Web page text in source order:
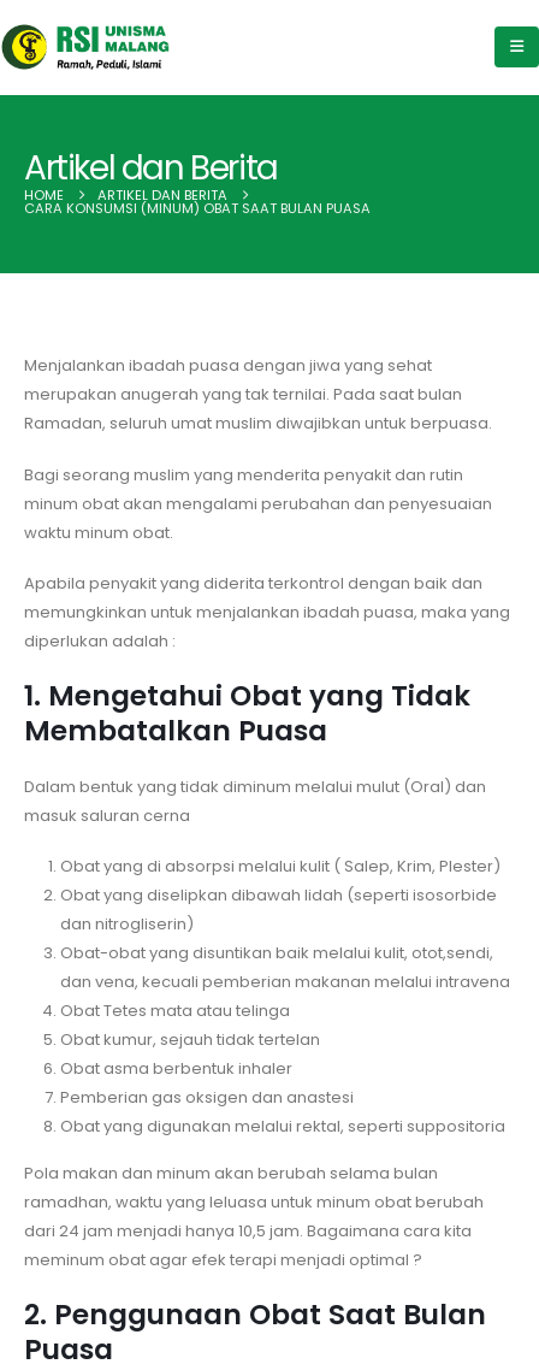
Artikel dan Berita
HOME ARTIKEL DAN BERITA
CARA KONSUMSI (MINUM) OBAT SAAT BULAN PUASA
Menjalankan ibadah puasa dengan jiwa yang sehat
merupakan anugerah yang tak ternilai. Pada saat bulan
Ramadan, seluruh umat muslim diwajibkan untuk berpuasa.
Bagi seorang muslim yang menderita penyakit dan rutin
minum obat akan mengalami perubahan dan penyesuaian
waktu minum obat.
Apabila penyakit yang diderita terkontrol dengan baik dan
memungkinkan untuk menjalankan ibadah puasa, maka yang
diperlukan adalah :
1. Mengetahui Obat yang Tidak
Membatalkan Puasa
Dalam bentuk yang tidak diminum melalui mulut (Oral) dan
masuk saluran cerna
Obat yang di absorpsi melalui kulit ( Salep, Krim, Plester)
Obat yang diselipkan dibawah lidah (seperti isosorbide
dan nitrogliserin)
Obat-obat yang disuntikan baik melalui kulit, otot,sendi,
dan vena, kecuali pemberian makanan melalui intravena
Obat Tetes mata atau telinga
Obat kumur, sejauh tidak tertelan
Obat asma berbentuk inhaler
Pemberian gas oksigen dan anastesi
Obat yang digunakan melalui rektal, seperti suppositoria
Pola makan dan minum akan berubah selama bulan
ramadhan, waktu yang leluasa untuk minum obat berubah
dari 24 jam menjadi hanya 10,5 jam. Bagaimana cara kita
meminum obat agar efek terapi menjadi optimal ?
2. Penggunaan Obat Saat Bulan
Puasa